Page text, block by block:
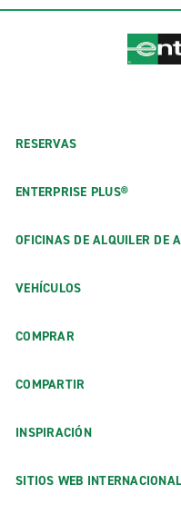
RESERVAS
ENTERPRISE PLUS®
OFICINAS DE ALQUILER DE
VEHÍCULOS
COMPRAR
COMPARTIR
INSPIRACIÓN
SITIOS WEB